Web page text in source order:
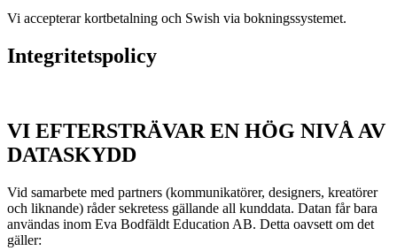
Vi accepterar kortbetalning och Swish via bokningssystemet.
Integritetspolicy
VI EFTERSTRÄVAR EN HÖG NIVÅ AV
DATASKYDD
Vid samarbete med partners (kommunikatörer, designers, kreatörer
och liknande) råder sekretess gällande all kunddata. Datan får bara
användas inom Eva Bodfäldt Education AB. Detta oavsett om det
gäller: